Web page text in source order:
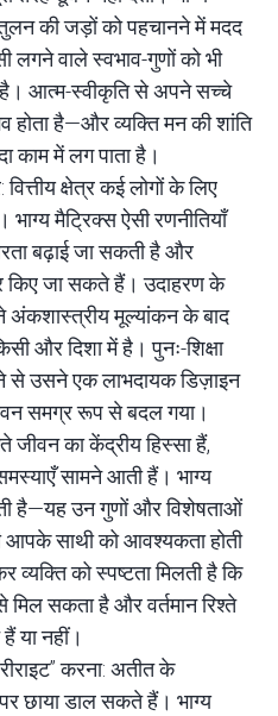
की जड़ों को पहचानने में मदद
लगने वाले स्वभाव-गुणों को भी
है। आत्म-स्वीकृति से अपने सच्चे
होता है—और व्यक्ति मन की शांति
काम में लग पाता है।
क्षेत्र कई लोगों के लिए
मैट्रिक्स ऐसी रणनीतियाँ
बढ़ाई जा सकती है और
किए जा सकते हैं। उदाहरण के
अंकशास्त्रीय मूल्यांकन के बाद
और दिशा में है। पुनः-शिक्षा
से उसने एक लाभदायक डिज़ाइन
समग्र रूप से बदल गया।
जीवन का केंद्रीय हिस्सा हैं,
सामने आती हैं। भाग्य
है—यह उन गुणों और विशेषताओं
आपके साथी को आवश्यकता होती
को स्पष्टता मिलती है कि
सकता है और वर्तमान रिश्ते
या नहीं।
करना: अतीत के
छाया डाल सकते हैं। भाग्य